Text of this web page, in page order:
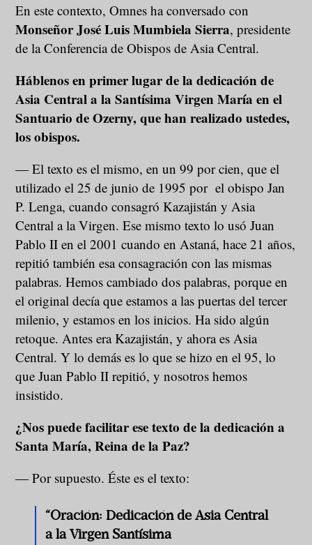
En este contexto, Omnes ha conversado con
Monseñor José Luis Mumbiela Sierra, presidente
de la Conferencia de Obispos de Asia Central.
Háblenos en primer lugar de la dedicación de
Asia Central a la Santísima Virgen María en el
Santuario de Ozerny, que han realizado ustedes,
los obispos.
― El texto es el mismo, en un 99 por cien, que el
utilizado el 25 de junio de 1995 por el obispo Jan
P. Lenga, cuando consagró Kazajistán y Asia
Central a la Virgen. Ese mismo texto lo usó Juan
Pablo II en el 2001 cuando en Astaná, hace 21 años,
repitió también esa consagración con las mismas
palabras. Hemos cambiado dos palabras, porque en
el original decía que estamos a las puertas del tercer
milenio, y estamos en los inicios. Ha sido algún
retoque. Antes era Kazajistán, y ahora es Asia
Central. Y lo demás es lo que se hizo en el 95, lo
que Juan Pablo II repitió, y nosotros hemos
insistido.
¿Nos puede facilitar ese texto de la dedicación a
Santa María, Reina de la Paz?
― Por supuesto. Éste es el texto:
“Oración: Dedicación de Asia Central
a la Virgen Santísima